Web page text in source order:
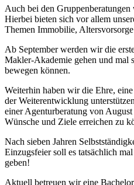
Auch bei den
Hierbei bieten sich vor allem
Themen Immobilie,
Ab September werden wir die
Makler-Akademie gehen und mal
bewegen können.
Weiterhin haben wir die Ehre,
der Weiterentwicklung
einer Agenturberatung von
Wünsche und Ziele erreichen zu
Nach sieben Jahren
Einzugsfeier soll es tatsächlich
geben!
Aktuell betreuen wir eine